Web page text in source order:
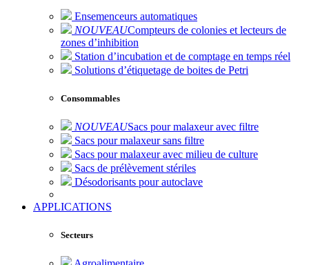
Ensemenceurs automatiques
NOUVEAUCompteurs de colonies et lecteurs de
zones d’inhibition
Station d’incubation et de comptage en temps réel
Solutions d’étiquetage de boites de Petri
Consommables
NOUVEAUSacs pour malaxeur avec filtre
Sacs pour malaxeur sans filtre
Sacs pour malaxeur avec milieu de culture
Sacs de prélèvement stériles
Désodorisants pour autoclave
APPLICATIONS
Secteurs